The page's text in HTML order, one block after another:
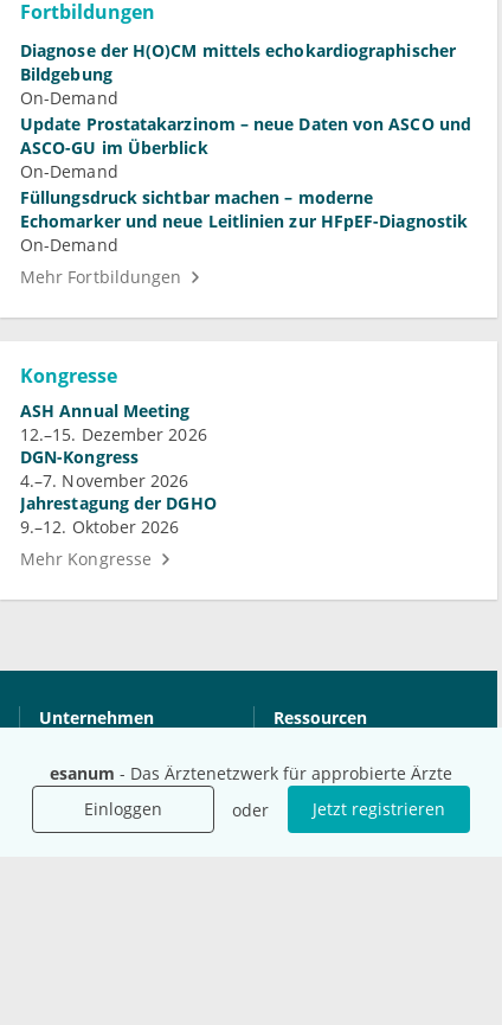
esanum - Das Ärztenetzwerk für approbierte Ärzte
Einloggen
oder Jetzt registrieren
Fortbildungen
Diagnose der H(O)CM mittels echokardiographischer
Bildgebung
On-Demand
Update Prostatakarzinom – neue Daten von ASCO und
ASCO-GU im Überblick
On-Demand
Füllungsdruck sichtbar machen – moderne
Echomarker und neue Leitlinien zur HFpEF-Diagnostik
On-Demand
Mehr Fortbildungen
Kongresse
ASH Annual Meeting
12.–15. Dezember 2026
DGN-Kongress
4.–7. November 2026
Jahrestagung der DGHO
9.–12. Oktober 2026
Mehr Kongresse
Unternehmen
Für Unternehmen
Für Agenturen
Mediadaten
Ressourcen
Hilfe